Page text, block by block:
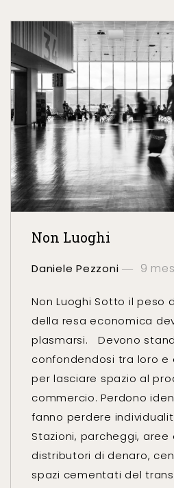
Non Luoghi
Daniele Pezzoni 9
Non Luoghi Sotto il peso
della resa economica
plasmarsi. Devono
confondendosi tra loro e
per lasciare spazio al
commercio. Perdono
fanno perdere
Stazioni, parcheggi, aree
distributori di denaro,
spazi cementati del